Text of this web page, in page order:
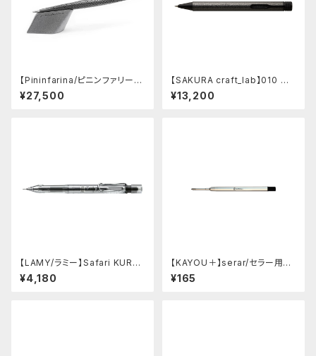
【Pininfarina/ピニンファリー
ナ】Speedform (チタン)
¥27,500
【SAKURA craft_lab】010 ゲ
ルインキボールペン (ハンマート
ーン チャコール)
¥13,200
【LAMY/ラミー】Safari KURU
TOGA inside シャープペンシ
ル (ビスタ)
¥4,180
【KAYOU＋】serar/セラー用リ
フィル
¥165